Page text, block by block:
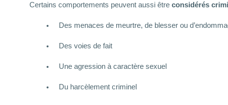
Certains comportements peuvent aussi être considérés
Des menaces de meurtre, de blesser ou
Des voies de fait
Une agression à caractère sexuel
Du harcèlement criminel